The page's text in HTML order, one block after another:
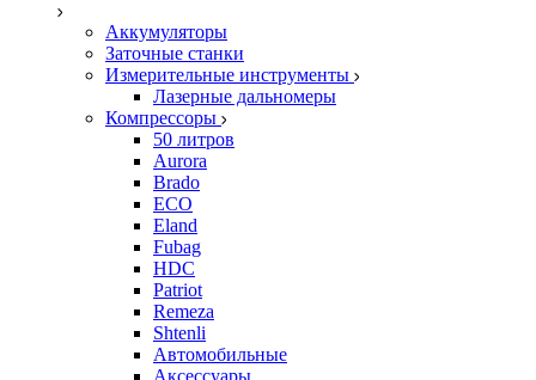
Аккумуляторы
Заточные станки
Измерительные инструменты
Лазерные дальномеры
Компрессоры
50 литров
Aurora
Brado
ECO
Eland
Fubag
HDC
Patriot
Remeza
Shtenli
Автомобильные
Аксессуары